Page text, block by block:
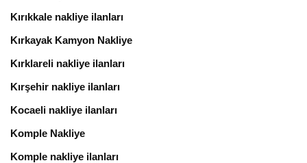
Kırıkkale nakliye ilanları
Kırkayak Kamyon Nakliye
Kırklareli nakliye ilanları
Kırşehir nakliye ilanları
Kocaeli nakliye ilanları
Komple Nakliye
Komple nakliye ilanları